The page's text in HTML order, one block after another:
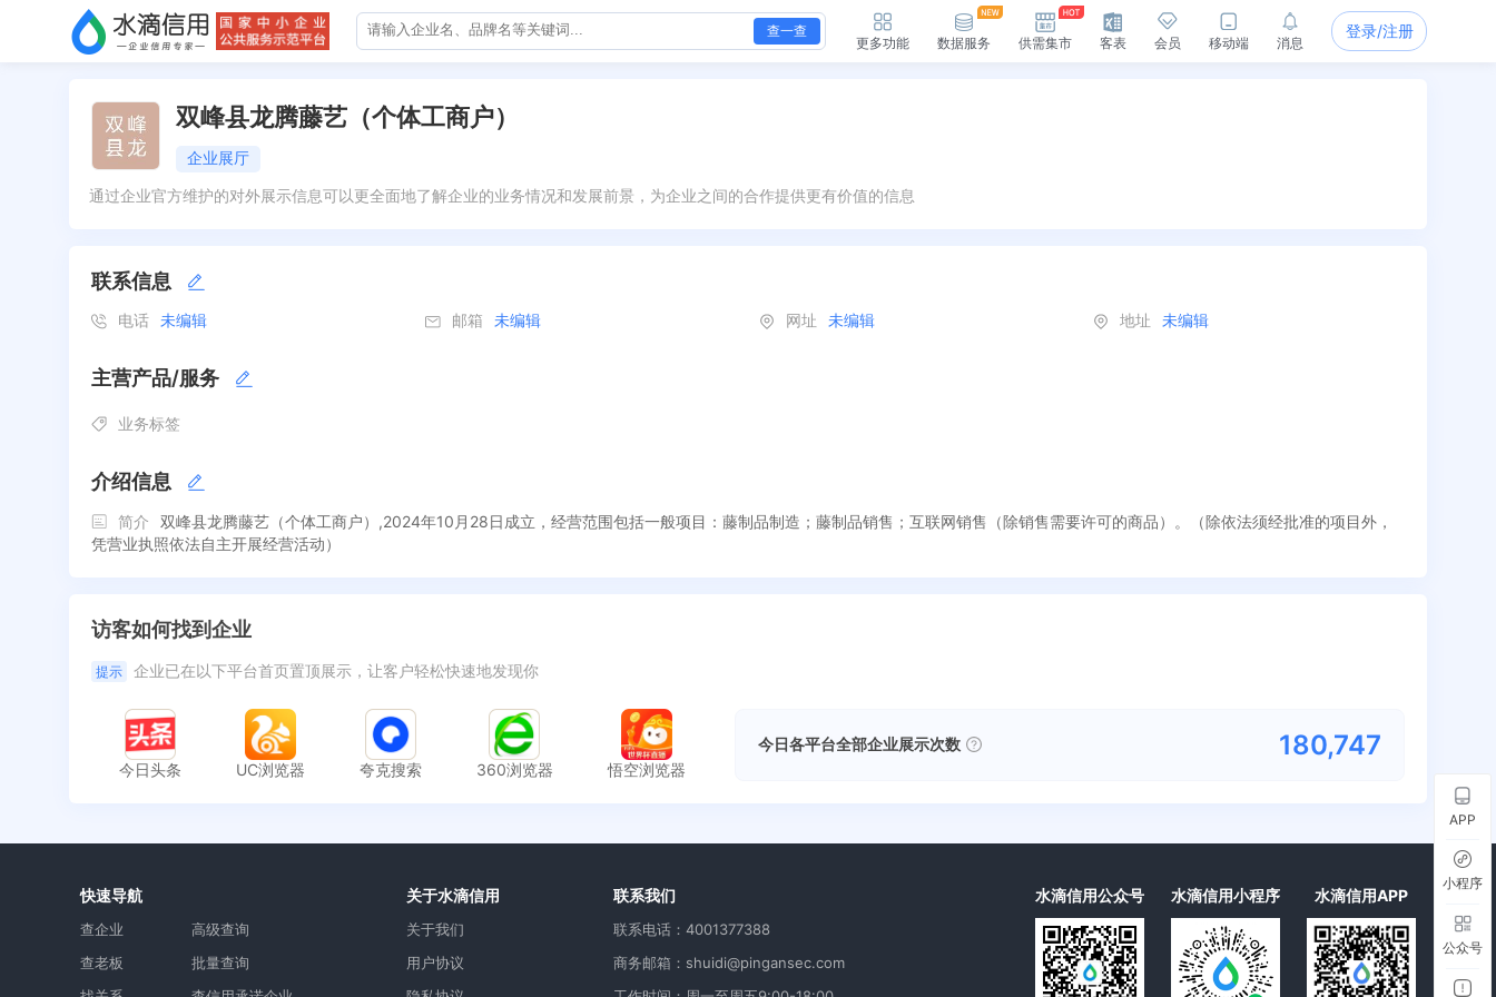
查一查
更多功能 数据服务 供需集市 客表 会员 移动端 消息
登录/注册
双峰县龙腾藤艺（个体工商户）
企业展厅
通过企业官方维护的对外展示信息可以更全面地了解企业的业务情况和发展前景，为企业之间的合作提供更有价值的信息
联系信息
电话 未编辑 邮箱 未编辑 网址 未编辑 地址 未编辑
主营产品/服务
业务标签
介绍信息
简介
双峰县龙腾藤艺（个体工商户）,2024年10月28日成立，经营范围包括一般项目：藤制品制造；藤制品销售；互联网销售（除销售需要许可的商品）。（除依法须经批准的项目外，
凭营业执照依法自主开展经营活动）
访客如何找到企业
提示 企业已在以下平台首页置顶展示，让客户轻松快速地发现你
今日头条 UC浏览器 夸克搜索 360浏览器 悟空浏览器
今日各平台全部企业展示次数 180,747
快速导航
查企业
查老板
高级查询
批量查询
关于水滴信用
关于我们
用户协议
联系我们
联系电话：4001377388
商务邮箱：shuidi@pingansec.com
水滴信用公众号 水滴信用小程序 水滴信用APP
APP
小程序
公众号